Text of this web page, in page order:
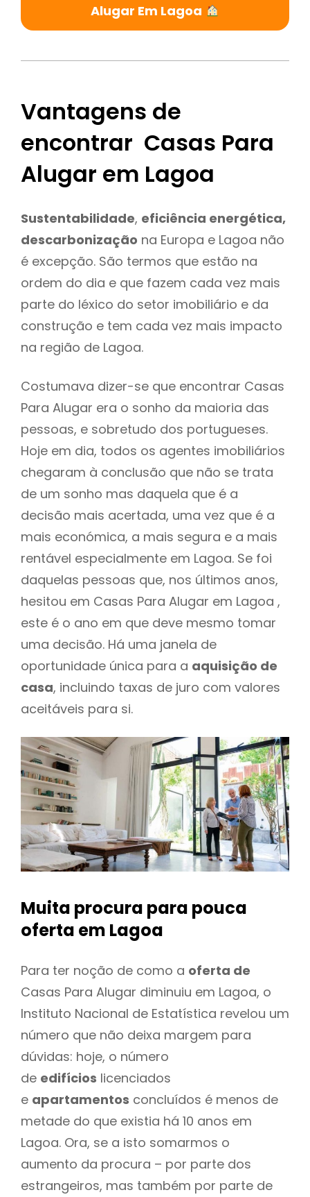
Alugar Em Lagoa
Vantagens de
encontrar Casas Para
Alugar em Lagoa
Sustentabilidade, eficiência energética,
descarbonização na Europa e Lagoa não
é excepção. São termos que estão na
ordem do dia e que fazem cada vez mais
parte do léxico do setor imobiliário e da
construção e tem cada vez mais impacto
na região de Lagoa.
Costumava dizer-se que encontrar Casas
Para Alugar era o sonho da maioria das
pessoas, e sobretudo dos portugueses.
Hoje em dia, todos os agentes imobiliários
chegaram à conclusão que não se trata
de um sonho mas daquela que é a
decisão mais acertada, uma vez que é a
mais económica, a mais segura e a mais
rentável especialmente em Lagoa. Se foi
daquelas pessoas que, nos últimos anos,
hesitou em Casas Para Alugar em Lagoa ,
este é o ano em que deve mesmo tomar
uma decisão. Há uma janela de
oportunidade única para a aquisição de
casa, incluindo taxas de juro com valores
aceitáveis para si.
Muita procura para pouca
oferta em Lagoa
Para ter noção de como a oferta de
Casas Para Alugar diminuiu em Lagoa, o
Instituto Nacional de Estatística revelou um
número que não deixa margem para
dúvidas: hoje, o número
de edifícios licenciados
e apartamentos concluídos é menos de
metade do que existia há 10 anos em
Lagoa. Ora, se a isto somarmos o
aumento da procura – por parte dos
estrangeiros, mas também por parte de